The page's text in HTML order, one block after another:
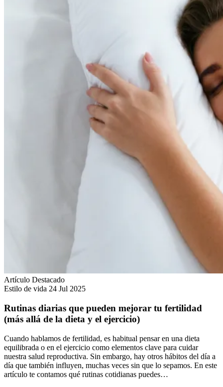
Artículo Destacado
Estilo de vida 24 Jul 2025
Rutinas diarias que pueden mejorar tu fertilidad
(más allá de la dieta y el ejercicio)
Cuando hablamos de fertilidad, es habitual pensar en una dieta
equilibrada o en el ejercicio como elementos clave para cuidar
nuestra salud reproductiva. Sin embargo, hay otros hábitos del día a
día que también influyen, muchas veces sin que lo sepamos. En este
artículo te contamos qué rutinas cotidianas puedes…